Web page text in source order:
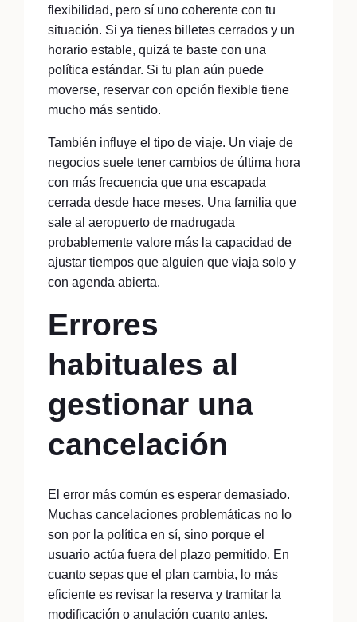
flexibilidad, pero sí uno coherente con tu
situación. Si ya tienes billetes cerrados y un
horario estable, quizá te baste con una
política estándar. Si tu plan aún puede
moverse, reservar con opción flexible tiene
mucho más sentido.
También influye el tipo de viaje. Un viaje de
negocios suele tener cambios de última hora
con más frecuencia que una escapada
cerrada desde hace meses. Una familia que
sale al aeropuerto de madrugada
probablemente valore más la capacidad de
ajustar tiempos que alguien que viaja solo y
con agenda abierta.
Errores
habituales al
gestionar una
cancelación
El error más común es esperar demasiado.
Muchas cancelaciones problemáticas no lo
son por la política en sí, sino porque el
usuario actúa fuera del plazo permitido. En
cuanto sepas que el plan cambia, lo más
eficiente es revisar la reserva y tramitar la
modificación o anulación cuanto antes.